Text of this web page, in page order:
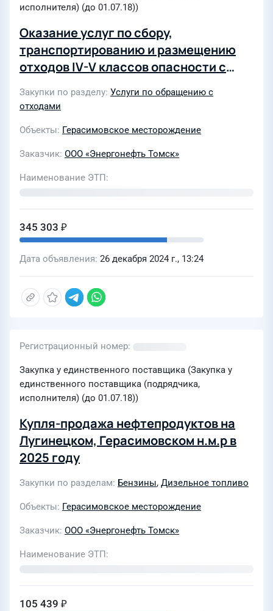
исполнителя) (до 01.07.18))
Оказание услуг по сбору,
транспортированию и размещению
отходов IV-V классов опасности с
объектов ООО "Энергонефть Томск",
расположенных на территории
Чкаловского месторождений
Закупки по разделу Услуги по обращению с
отходами
Объекты Герасимовское месторождение
Заказчик ООО «Энергонефть Томск»
Наименование ЭТП
345 303 ₽
Дата объявления 26 декабря 2024 г., 13:24
Регистрационный номер
Закупка у единственного поставщика (Закупка у
единственного поставщика (подрядчика,
исполнителя) (до 01.07.18))
Купля-продажа нефтепродуктов на
Лугинецком, Герасимовском н.м.р в
2025 году
Закупки по разделам Бензины, Дизельное топливо
Объекты Герасимовское месторождение
Заказчик ООО «Энергонефть Томск»
Наименование ЭТП
105 439 ₽